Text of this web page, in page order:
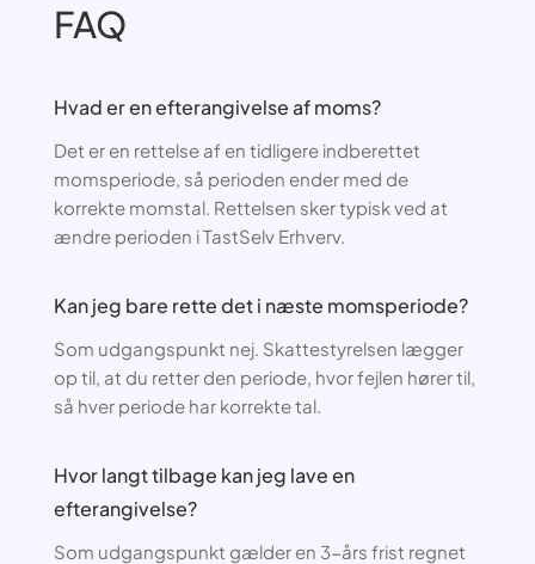
FAQ
Hvad er en efterangivelse af moms?
Det er en rettelse af en tidligere indberettet
momsperiode, så perioden ender med de
korrekte momstal. Rettelsen sker typisk ved at
ændre perioden i TastSelv Erhverv.
Kan jeg bare rette det i næste momsperiode?
Som udgangspunkt nej. Skattestyrelsen lægger
op til, at du retter den periode, hvor fejlen hører til,
så hver periode har korrekte tal.
Hvor langt tilbage kan jeg lave en
efterangivelse?
Som udgangspunkt gælder en 3-års frist regnet